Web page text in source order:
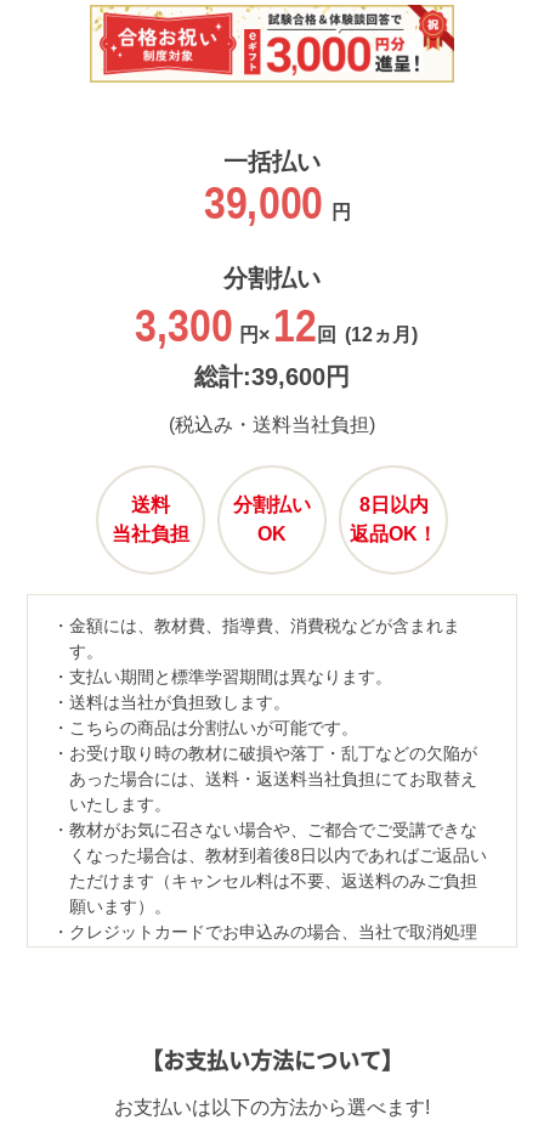
一括払い
39,000 円
分割払い
3,300 円× 12 回 (12ヵ月)
総計:39,600円
(税込み・送料当社負担)
送料
当社負担
分割払い
OK
8日以内
返品OK！
金額には、教材費、指導費、消費税などが含まれま
す。
支払い期間と標準学習期間は異なります。
送料は当社が負担致します。
こちらの商品は分割払いが可能です。
お受け取り時の教材に破損や落丁・乱丁などの欠陥が
あった場合には、送料・返送料当社負担にてお取替え
いたします。
教材がお気に召さない場合や、ご都合でご受講できな
くなった場合は、教材到着後8日以内であればご返品い
ただけます（キャンセル料は不要、返送料のみご負担
願います）。
クレジットカードでお申込みの場合、当社で取消処理
〒350-1111
株式会社ユーキャンロジ
【お支払い方法について】
お支払いは以下の方法から選べます!